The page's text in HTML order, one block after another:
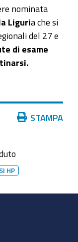
nominata
Liguria che si
del 27 e
di esame
STAMPA
HP